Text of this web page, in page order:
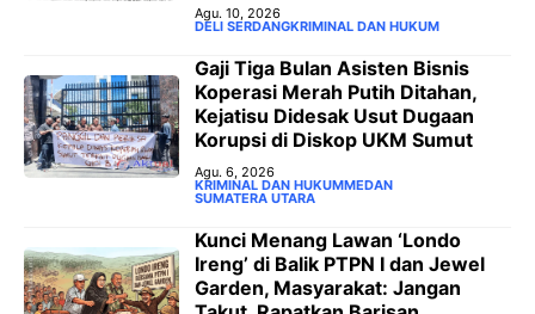
Agu. 10, 2026
DELI SERDANGKRIMINAL DAN HUKUM
‎Gaji Tiga Bulan Asisten Bisnis
Koperasi Merah Putih Ditahan,
Kejatisu Didesak Usut Dugaan
Korupsi di Diskop UKM Sumut
Agu. 6, 2026
KRIMINAL DAN HUKUMMEDAN
SUMATERA UTARA
‎Kunci Menang Lawan ‘Londo
Ireng’ di Balik PTPN I dan Jewel
Garden, Masyarakat: Jangan